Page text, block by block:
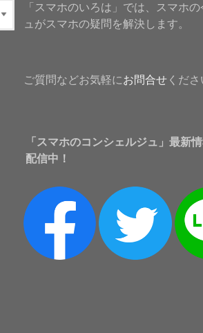
「スマホのいろは」では、スマホ
ュがスマホの疑問を解決します。
ご質問などお気軽にお問合せくださ
「スマホのコンシェルジュ」最新
配信中！